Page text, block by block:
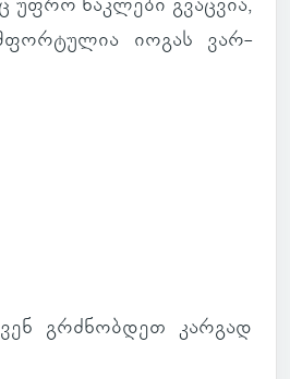
ნაკ­ლები გვაც­ვია,
იოგას ვარ­
გრძნობ­დეთ კარ­გად